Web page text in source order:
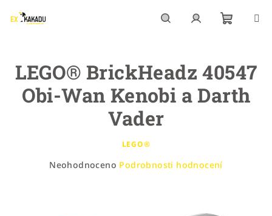
košík
LEGO® BrickHeadz 40547
Obi-Wan Kenobi a Darth
Vader
LEGO®
Průměrné
Neohodnoceno Podrobnosti hodnocení